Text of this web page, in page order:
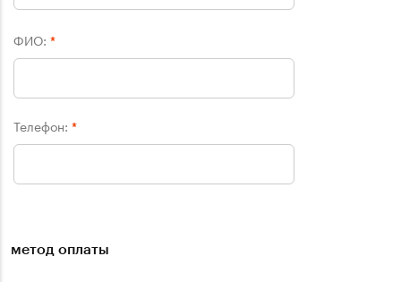
ФИО: *
Телефон: *
метод оплаты